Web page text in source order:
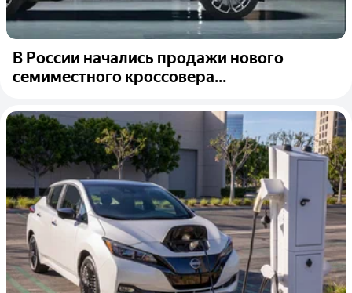
В России начались продажи нового
семиместного кроссовера...